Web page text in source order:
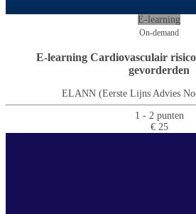
E-learning
On-demand
E-learning Cardiovasculair
gevorderden
ELANN (Eerste Lijns Advies
1 - 2 punten
€ 25